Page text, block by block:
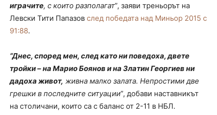
играчите, с които разполагат”, заяви треньорът на
Левски Тити Папазов след победата над Миньор 2015 с
91:88.
“Днес, според мен, след като ни поведоха, двете
тройки – на Марио Боянов и на Златин Георгиев ни
дадоха живот, живна малко залата. Непростими две
грешки в последните ситуации”, добави наставникът
на столичани, които са с баланс от 2-11 в НБЛ.